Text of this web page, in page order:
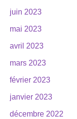
juin 2023
mai 2023
avril 2023
mars 2023
février 2023
janvier 2023
décembre 2022